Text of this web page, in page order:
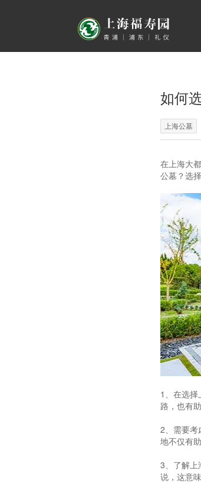
如何
上海公墓
在上海大
公墓？选
1、在选
路，也有
2、需要考
地不仅有
3、了解上
说，这意